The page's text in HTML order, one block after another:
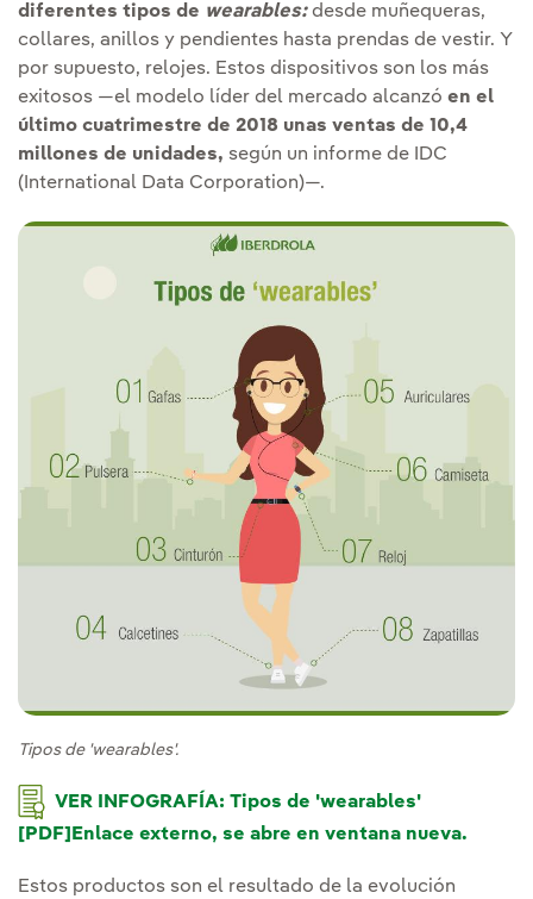
diferentes tipos de wearables:desde muñequeras,
collares, anillos y pendientes hasta prendas de vestir. Y
por supuesto, relojes. Estos dispositivos son los más
exitosos —el modelo líder del mercado alcanzó en el
último cuatrimestre de 2018 unas ventas de 10,4
millones de unidades, según un informe de IDC
(International Data Corporation)—.
Tipos de 'wearables'.
VER INFOGRAFÍA: Tipos de 'wearables'
[PDF]Enlace externo, se abre en ventana nueva.
Estos productos son el resultado de la evolución